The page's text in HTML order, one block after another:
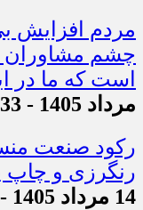
مردم افزایش
چشم مشاوران
است که ما در
مرداد 1405 - 10:33
رکود صنعت
رنگرزی و چاپ
14 مرداد 1405 - 10:23